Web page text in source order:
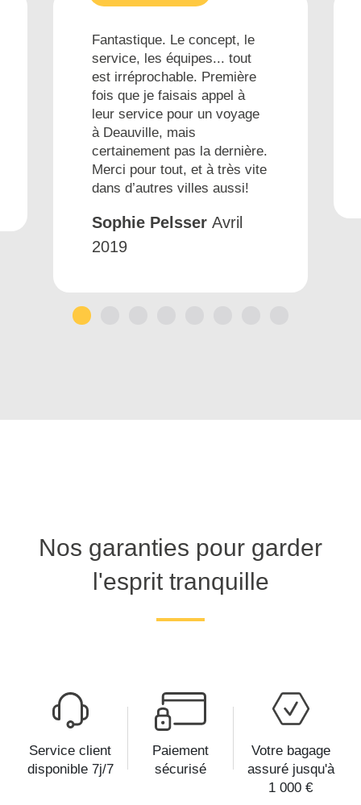
Fantastique. Le concept, le
service, les équipes... tout
est irréprochable. Première
fois que je faisais appel à
leur service pour un voyage
à Deauville, mais
certainement pas la dernière.
Merci pour tout, et à très vite
dans d’autres villes aussi!
Sophie Pelsser Avril
2019
Nos garanties pour garder
l'esprit tranquille
Service client
disponible 7j/7
Paiement
sécurisé
Votre bagage
assuré jusqu'à
1 000 €